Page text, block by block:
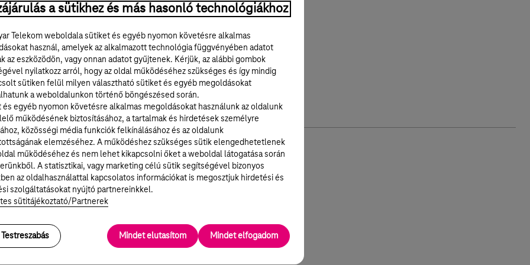
letöltése
a sütikhez és más hasonló technológiákhoz
Telekom weboldala sütiket és egyéb nyomon követésre alkalmas
használ, amelyek az alkalmazott technológia függvényében adatot
az eszközödön, vagy onnan adatot gyűjtenek. Kérjük, az alábbi gombok
nyilatkozz arról, hogy az oldal működéséhez szükséges és így mindig
sütiken felül milyen választható sütiket és egyéb megoldásokat
a weboldalunkon történő böngészésed során.
és egyéb nyomon követésre alkalmas megoldásokat használunk az oldalunk
működésének biztosításához, a tartalmak és hirdetések személyre
közösségi média funkciók felkínálásához és az oldalunk
elemzéséhez. A működéshez szükséges sütik elengedhetetlenek
működéséhez és nem lehet kikapcsolni őket a weboldal látogatása során
A statisztikai, vagy marketing célú sütik segítségével bizonyos
az oldalhasználattal kapcsolatos információkat is megosztjuk hirdetési és
szolgáltatásokat nyújtó partnereinkkel.
sütitájékoztató/Partnerek
Testreszabás Mindet elutasítom Mindet elfogadom